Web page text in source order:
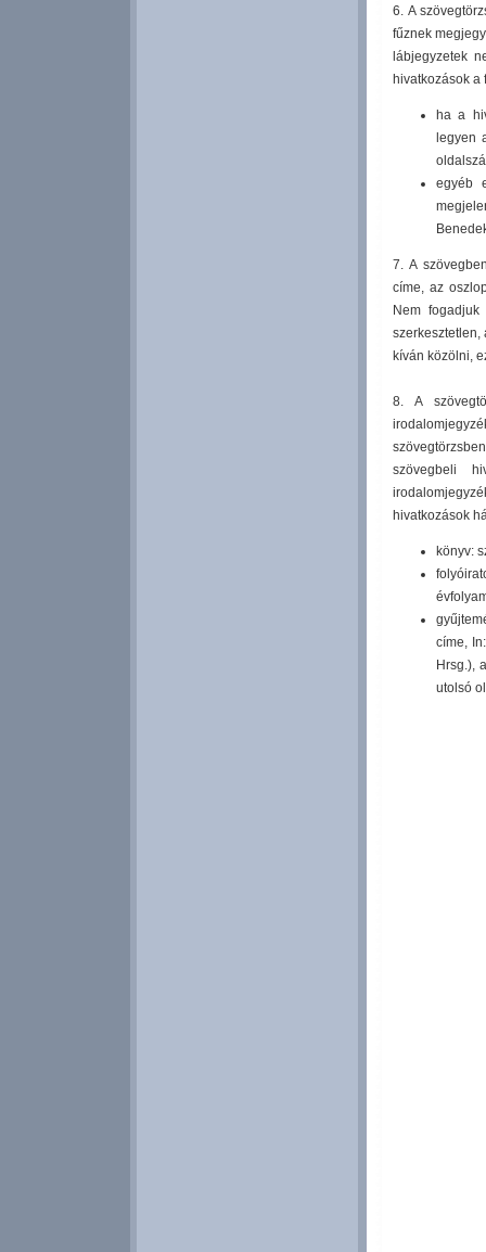
6. A
fűznek
lábjegyzetek
hivatkozások
ha a
legyen
egyéb
7. A
címe, az
Nem
szerkesztetlen,
kíván közölni,
8. A
szövegbeli
hivatkozások
könyv:
címe,
Hrsg.),
utolsó